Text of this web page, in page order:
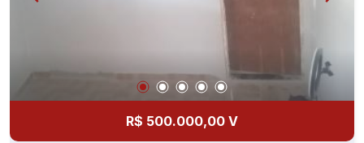
R$ 500.000,00 V